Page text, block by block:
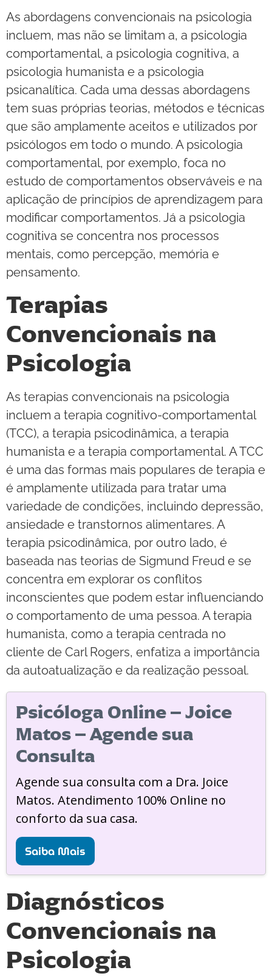
As abordagens convencionais na psicologia
incluem, mas não se limitam a, a psicologia
comportamental, a psicologia cognitiva, a
psicologia humanista e a psicologia
psicanalítica. Cada uma dessas abordagens
tem suas próprias teorias, métodos e técnicas
que são amplamente aceitos e utilizados por
psicólogos em todo o mundo. A psicologia
comportamental, por exemplo, foca no
estudo de comportamentos observáveis e na
aplicação de princípios de aprendizagem para
modificar comportamentos. Já a psicologia
cognitiva se concentra nos processos
mentais, como percepção, memória e
pensamento.
Terapias
Convencionais na
Psicologia
As terapias convencionais na psicologia
incluem a terapia cognitivo-comportamental
(TCC), a terapia psicodinâmica, a terapia
humanista e a terapia comportamental. A TCC
é uma das formas mais populares de terapia e
é amplamente utilizada para tratar uma
variedade de condições, incluindo depressão,
ansiedade e transtornos alimentares. A
terapia psicodinâmica, por outro lado, é
baseada nas teorias de Sigmund Freud e se
concentra em explorar os conflitos
inconscientes que podem estar influenciando
o comportamento de uma pessoa. A terapia
humanista, como a terapia centrada no
cliente de Carl Rogers, enfatiza a importância
da autoatualização e da realização pessoal.
Psicóloga Online – Joice
Matos – Agende sua
Consulta
Agende sua consulta com a Dra. Joice
Matos. Atendimento 100% Online no
conforto da sua casa.
Saiba Mais
Diagnósticos
Convencionais na
Psicologia